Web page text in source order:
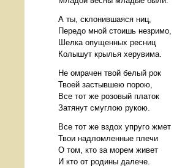
А ты, склонившаяся ниц,
Передо мной стоишь незримо,
Шелка опущенных ресниц
Колышут крылья херувима.
Не омрачен твой белый рок
Твоей застывшею порою,
Все тот же розовый платок
Затянут смуглою рукою.
Все тот же вздох упруго жмет
Твои надломленные плечи
О том, кто за морем живет
И кто от родины далече.